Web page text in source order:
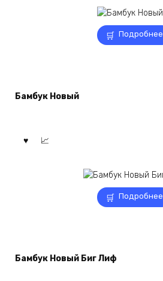
Подробнее
Бамбук Новый
Подробнее
Бамбук Новый Биг Лиф